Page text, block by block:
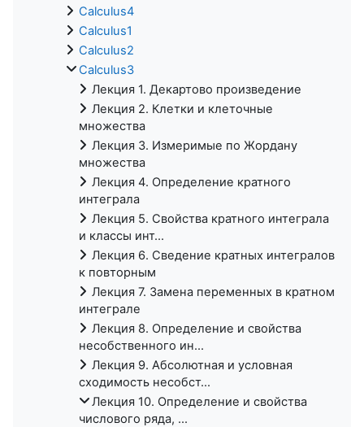
Calculus4
Calculus1
Calculus2
Calculus3
Лекция 1. Декартово произведение
Лекция 2. Клетки и клеточные
множества
Лекция 3. Измеримые по Жордану
множества
Лекция 4. Определение кратного
интеграла
Лекция 5. Свойства кратного интеграла
и классы инт...
Лекция 6. Сведение кратных интегралов
к повторным
Лекция 7. Замена переменных в кратном
интеграле
Лекция 8. Определение и свойства
несобственного ин...
Лекция 9. Абсолютная и условная
сходимость несобст...
Лекция 10. Определение и свойства
числового ряда, ...